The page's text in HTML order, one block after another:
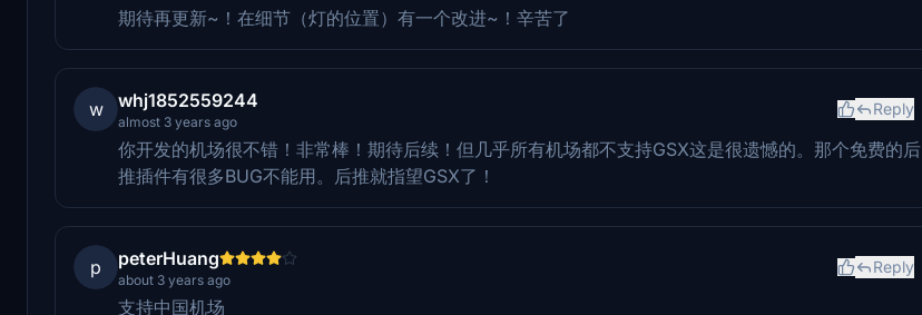
期待再更新~！在细节（灯的位置）有一个改进~！辛苦了
w whj1852559244
almost 3 years ago
Reply
你开发的机场很不错！非常棒！期待后续！但几乎所有机场都不支持GSX这是很遗憾的。那个免费的后
推插件有很多BUG不能用。后推就指望GSX了！
p peterHuang
about 3 years ago
Reply
支持中国机场